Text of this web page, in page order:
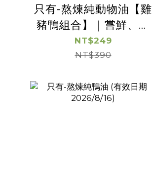
只有-熬煉純動物油【雞
豬鴨組合】｜嘗鮮、試
用，兩不耽誤｜
NT$249
NT$390